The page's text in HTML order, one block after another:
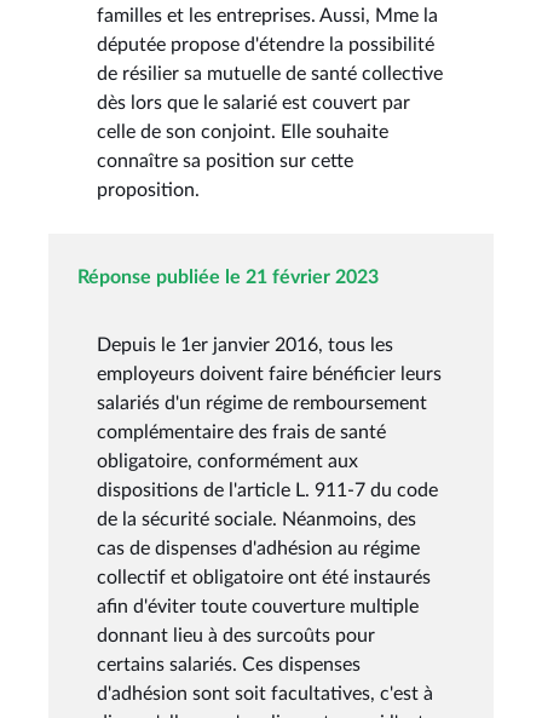
familles et les entreprises. Aussi, Mme la
députée propose d'étendre la possibilité
de résilier sa mutuelle de santé collective
dès lors que le salarié est couvert par
celle de son conjoint. Elle souhaite
connaître sa position sur cette
proposition.
Réponse publiée le 21 février 2023
Depuis le 1er janvier 2016, tous les
employeurs doivent faire bénéficier leurs
salariés d'un régime de remboursement
complémentaire des frais de santé
obligatoire, conformément aux
dispositions de l'article L. 911-7 du code
de la sécurité sociale. Néanmoins, des
cas de dispenses d'adhésion au régime
collectif et obligatoire ont été instaurés
afin d'éviter toute couverture multiple
donnant lieu à des surcoûts pour
certains salariés. Ces dispenses
d'adhésion sont soit facultatives, c'est à